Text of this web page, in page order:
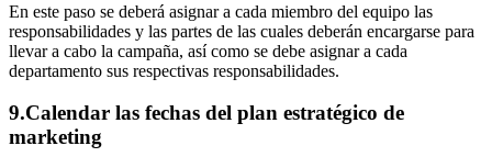
En este paso se deberá asignar a cada miembro del equipo las
responsabilidades y las partes de las cuales deberán encargarse para
llevar a cabo la campaña, así como se debe asignar a cada
departamento sus respectivas responsabilidades.
9.Calendar las fechas del plan estratégico de
marketing